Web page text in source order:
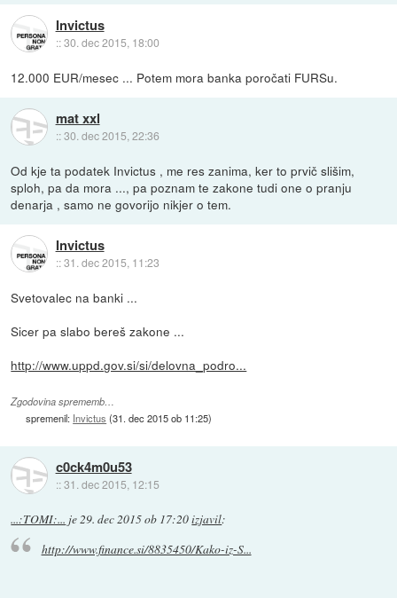
Invictus
::30. dec 2015, 18:00
12.000 EUR/mesec ... Potem mora banka poročati FURSu.
mat xxl
::30. dec 2015, 22:36
Od kje ta podatek Invictus , me res zanima, ker to prvič slišim,
sploh, pa da mora ..., pa poznam te zakone tudi one o pranju
denarja , samo ne govorijo nikjer o tem.
Invictus
::31. dec 2015, 11:23
Svetovalec na banki ...
Sicer pa slabo bereš zakone ...
http://www.uppd.gov.si/si/delovna_podro...
Zgodovina sprememb…
spremenil: Invictus (31. dec 2015 ob 11:25)
c0ck4m0u53
::31. dec 2015, 12:15
...:TOMI:... je29. dec 2015 ob 17:20izjavil:
http://www.finance.si/8835450/Kako-iz-S...